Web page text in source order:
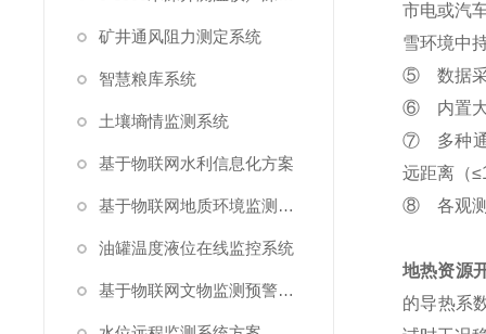
矿井通风阻力测定系统
智慧粮库系统
土壤墒情监测系统
基于物联网水利信息化方案
基于物联网地质环境监测预警方案
油罐温度液位在线监控系统
基于物联网文物监测预警解决方案
市电或汽
雪环境中
⑤ 数据采
⑥ 内置大
⑦ 多种通
远距离（
⑧ 各观测
地热资源
的导热系